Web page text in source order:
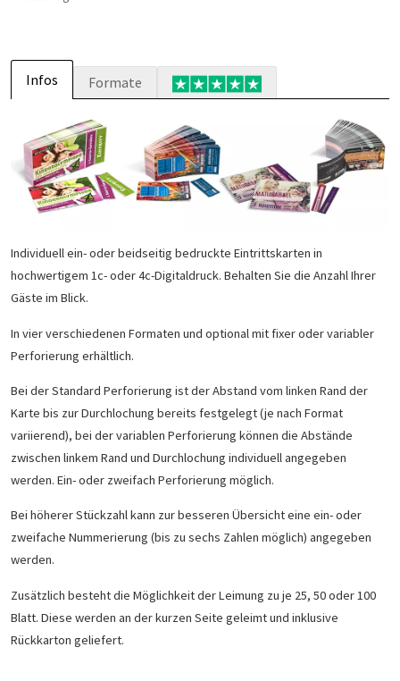
Infos Formate
Individuell ein- oder beidseitig bedruckte Eintrittskarten in
hochwertigem 1c- oder 4c-Digitaldruck. Behalten Sie die Anzahl Ihrer
Gäste im Blick.
In vier verschiedenen Formaten und optional mit fixer oder variabler
Perforierung erhältlich.
Bei der Standard Perforierung ist der Abstand vom linken Rand der
Karte bis zur Durchlochung bereits festgelegt (je nach Format
variierend), bei der variablen Perforierung können die Abstände
zwischen linkem Rand und Durchlochung individuell angegeben
werden. Ein- oder zweifach Perforierung möglich.
Bei höherer Stückzahl kann zur besseren Übersicht eine ein- oder
zweifache Nummerierung (bis zu sechs Zahlen möglich) angegeben
werden.
Zusätzlich besteht die Möglichkeit der Leimung zu je 25, 50 oder 100
Blatt. Diese werden an der kurzen Seite geleimt und inklusive
Rückkarton geliefert.